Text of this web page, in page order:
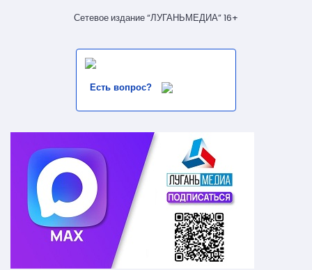
Сетевое издание “ЛУГАНЬМЕДИА” 16+
Есть вопрос?